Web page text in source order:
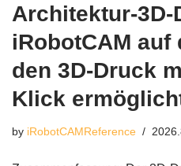
Architektur-3D-
iRobotCAM auf
den 3D-Druck
Klick
by iRobotCAMReference